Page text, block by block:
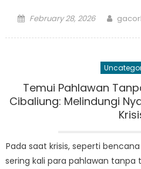
Posted
February 28, 2026 Author
Temui Pahlawan
Cibaliung: Melindungi
Pada saat krisis, seperti
sering kali para pahlawan